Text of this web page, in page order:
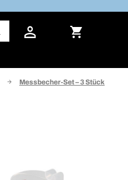
Messbecher-Set – 3 Stück